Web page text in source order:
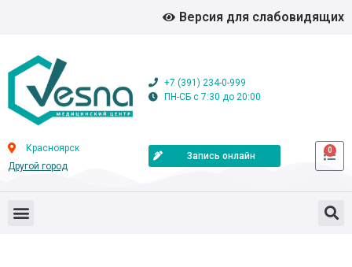
Версия для слабовидящих
+7 (391) 234-0-999
ПН-СБ с 7:30 до 20:00
Красноярск
Другой город
Запись онлайн
0